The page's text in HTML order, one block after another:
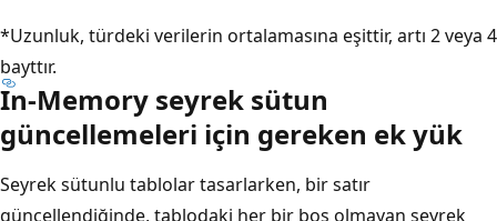
*Uzunluk, türdeki verilerin ortalamasına eşittir, artı 2 veya 4
bayttır.
In-Memory seyrek sütun
güncellemeleri için gereken ek yük
Seyrek sütunlu tablolar tasarlarken, bir satır
güncellendiğinde, tablodaki her bir boş olmayan seyrek